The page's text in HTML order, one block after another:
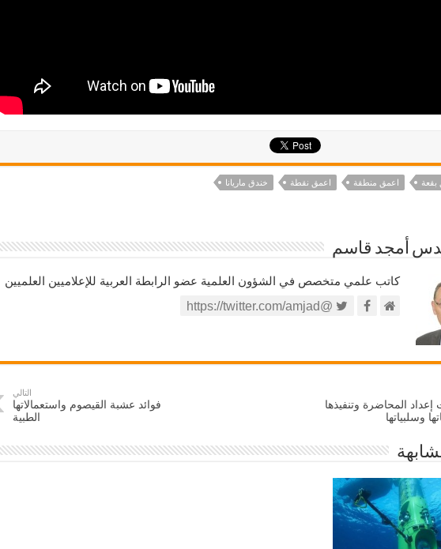
بقعة اعمق منطقة اعمق نقطة خندق ماريانا
أمجد قاسم
كاتب علمي متخصص في الشؤون العلمية عضو الرابطة العربية للإعلاميين العلميين
@https://twitter.com/amjad
المحاضرة وتنفيذها
وسلبياتها
التالي
فوائد عشبة القيصوم واستعمالاتها
الطبية